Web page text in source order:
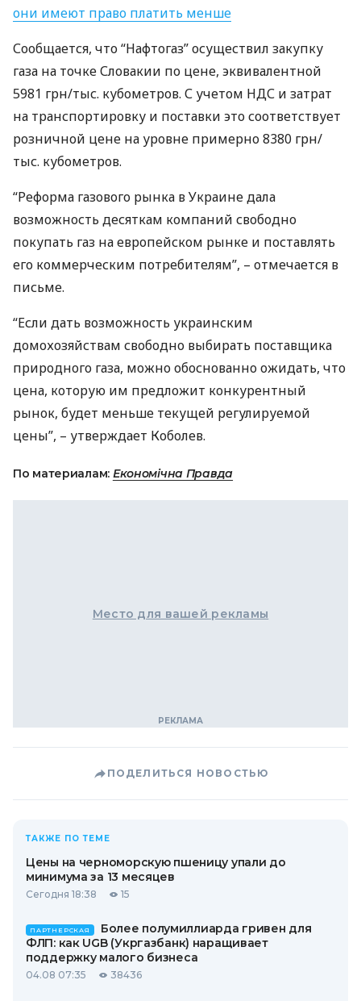
они имеют право платить менше
Сообщается, что “Нафтогаз” осуществил закупку
газа на точке Словакии по цене, эквивалентной
5981 грн/тыс. кубометров. С учетом НДС и затрат
на транспортировку и поставки это соответствует
розничной цене на уровне примерно 8380 грн/
тыс. кубометров.
“Реформа газового рынка в Украине дала
возможность десяткам компаний свободно
покупать газ на европейском рынке и поставлять
его коммерческим потребителям”, – отмечается в
письме.
“Если дать возможность украинским
домохозяйствам свободно выбирать поставщика
природного газа, можно обоснованно ожидать, что
цена, которую им предложит конкурентный
рынок, будет меньше текущей регулируемой
цены”, – утверждает Коболев.
По материалам: Економічна Правда
Место для вашей рекламы
ПОДЕЛИТЬСЯ НОВОСТЬЮ
ТАКЖЕ ПО ТЕМЕ
Цены на черноморскую пшеницу упали до
минимума за 13 месяцев
Сегодня 18:38 15
ПАРТНЕРСКАЯ
Более полумиллиарда гривен для
ФЛП: как UGB (Укргазбанк) наращивает
поддержку малого бизнеса
04.08 07:35 38436